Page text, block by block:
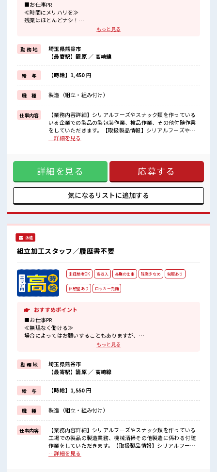
■お仕事PR
≪時間にメリハリを≫
残業はほとんどナシ！
場合によってはお願いすることもあります♪
制服があるので、
毎日の服装の悩み解消♪
≪初めての仕事だけど自分にもできそう≫
新しいことにチャレンジするのは不安だけど、
しっかり働く環境が整っています！
イチからスキルUP・ステップUP目指していきましょう！
≪収入アップを目指せる≫
高時給だらけの派遣のお仕事です！
■職場の雰囲気
一息つける休憩スペースもあります！
職場にはロッカー完備！
私物の置きすぎには注意が必要ですね★
もっと見る
勤 務 地
埼玉県熊谷市
【最寄駅】籠原 ／ 高崎線
給 与 【時給】1,450 円
職 種 製造（組立・組み付け）
仕事内容
【業務内容詳細】シリアルフーズやスナック類を作っている
いる企業での製品の製包装作業、検品作業、その他付随作業
をしていただきます。【取扱製品情報】シリアルフーズやス
ナック類の機械清掃や製造業務 ■お仕事PR ≪時間にメリハリ
装の悩み解消♪ ≪初めての仕事だけど自分にもできそう≫ 新
しいことにチャレンジするのは不安だけど、 しっかり働く環
境が整っています！ イチからスキルUP・ステップUP目指し
ていきましょう！ ≪収入アップを目指せる≫ 高時給だらけの
派遣のお仕事です！ ■職場の雰囲気 一息つける休憩スペース
もあります！ 職場にはロッカー完備！ 私物の置きすぎには注
できる☆
…詳細を見る
詳細を見る 応募する
気になるリストに追加する
派遣
組立加工スタッフ／履歴書不要
未経験者OK 高収入 長期の仕事 残業少なめ 制服あり
休憩室あり ロッカー完備
おすすめポイント
■お仕事PR
≪無理なく働ける≫
場合によってはお願いすることもありますが、
≪未経験の方も大カンゲイ≫
新しいことにチャレンジするのは不安だけど、
しっかり働く環境が整っています！
イチからスキルUP・ステップUP目指していきましょう！
≪収入アップを目指せる≫
高時給だらけの派遣のお仕事です！
■職場の雰囲気
休憩室で自分タイム！
のんびりスマホチェック♪
ロッカーあり！
安心してお仕事に集中♪
残業はほとんどありません！
もっと見る
勤 務 地
埼玉県熊谷市
【最寄駅】籠原 ／ 高崎線
給 与 【時給】1,550 円
職 種 製造（組立・組み付け）
仕事内容
【業務内容詳細】シリアルフーズやスナック類を作っている
工場での製品の製造業務、機械清掃その他製造に係わる付随
作業をしていただきます。【取扱製品情報】シリアルフーズ
やスナック類の機械清掃や製造業務 ■お仕事PR ≪無理なく働
…詳細を見る